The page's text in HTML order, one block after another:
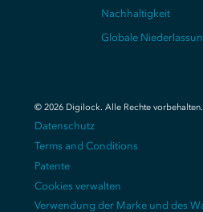
Nachhaltigkeit
Globale
© 2026Digilock. Alle Rechte vorbehalten.
Datenschutz
Terms and Conditions
Patente
Cookies verwalten
Verwendung der Marke und des